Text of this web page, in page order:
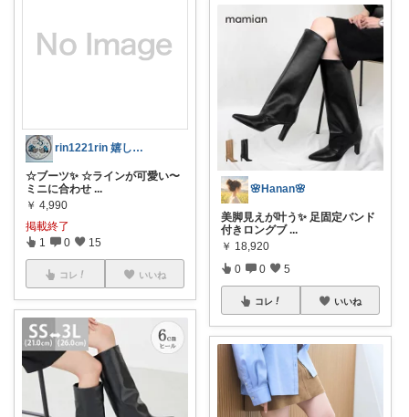
rin1221rin 嬉しい時間✨
☆ブーツ✨ ☆ラインが可愛い〜
ミニに合わせ ...
￥ 4,990
掲載終了
1 0 15
コレ いいね
🌸Hanan🌸
美脚見えが叶う✨ 足固定バンド
付きロングブ ...
￥ 18,920
0 0 5
コレ いいね